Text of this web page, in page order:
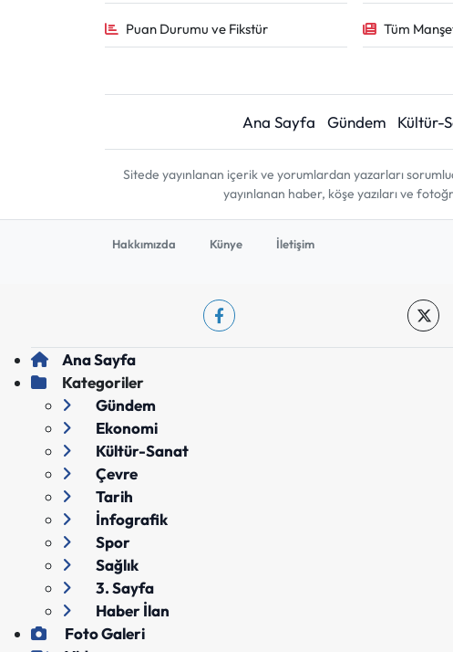
Puan Durumu ve Fikstür Tüm
Ana Sayfa Gündem Kültür-
Sitede yayınlanan içerik ve yorumlardan yazarları
yayınlanan haber, köşe yazıları ve
Hakkımızda Künye İletişim
Ana Sayfa
Kategoriler
Gündem
Ekonomi
Kültür-Sanat
Çevre
Tarih
İnfografik
Spor
Sağlık
3. Sayfa
Haber İlan
Foto Galeri